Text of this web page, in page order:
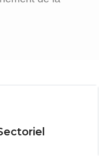
de la